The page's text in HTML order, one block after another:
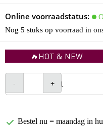
Online voorraadstatus:
Nog 5 stuks op voorraad in
🔥HOT & NEW
Bestel nu = maandag in